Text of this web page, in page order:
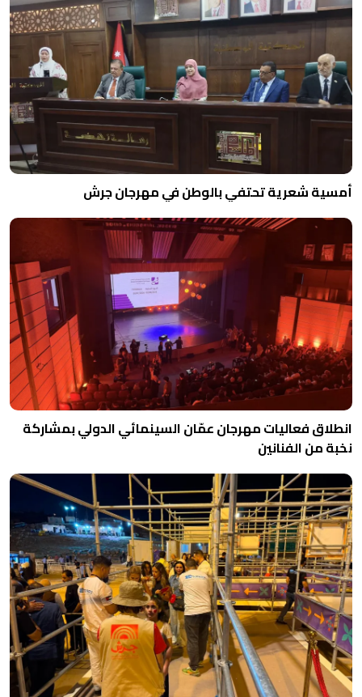
أمسية شعرية تحتفي بالوطن في مهرجان جرش
انطلاق فعاليات مهرجان عمّان السينمائي الدولي بمشاركة
نخبة من الفنانين